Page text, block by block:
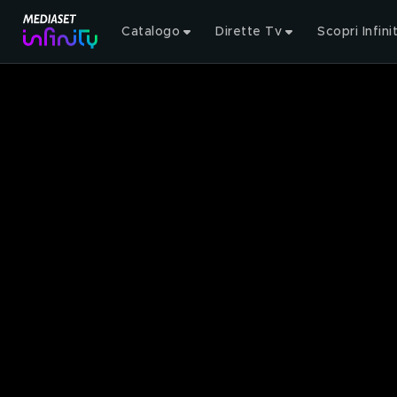
Catalogo Dirette Tv Scopri